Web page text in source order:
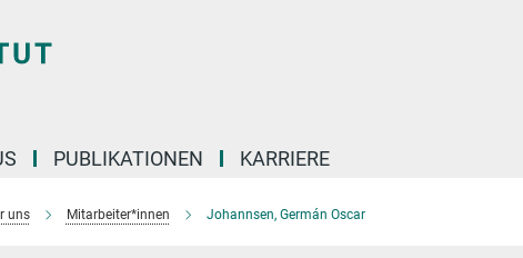
PUBLIKATIONEN KARRIERE
uns Mitarbeiter*innen Johannsen, Germán Oscar